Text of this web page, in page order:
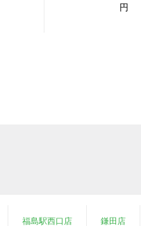
円
福島駅西口店 鎌田店